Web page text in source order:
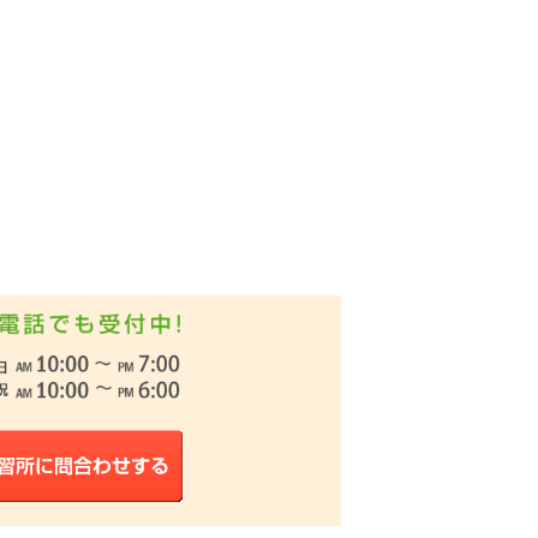
なりました！
で1位になりました！
位
になりました！
1位